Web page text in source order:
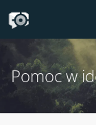
Pomoc w